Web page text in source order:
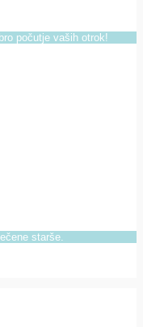
počutje vaših otrok!
starše.